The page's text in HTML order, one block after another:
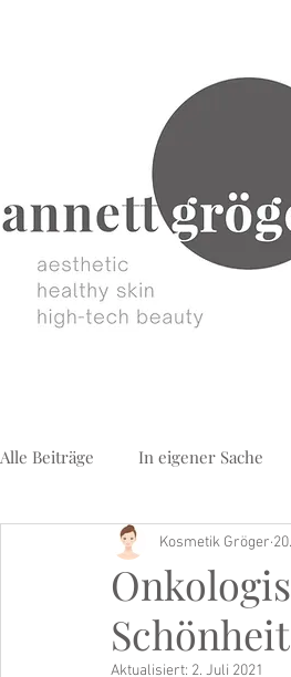
Alle Beiträge In eigener Sache
Buch Tipp Kosmetik Gröger
Aktualisiert: 2. Juli 2021